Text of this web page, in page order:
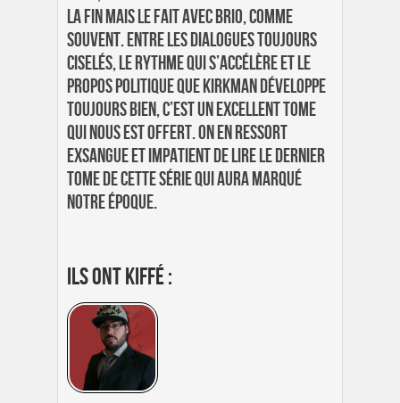
la fin mais le fait avec brio, comme
souvent. Entre les dialogues toujours
ciselés, le rythme qui s’accélère et le
propos politique que Kirkman développe
toujours bien, c’est un excellent tome
qui nous est offert. On en ressort
exsangue et impatient de lire le dernier
tome de cette série qui aura marqué
notre époque.
Ils ont kiffé :